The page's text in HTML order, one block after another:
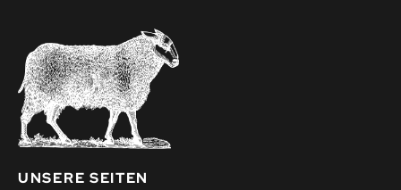
UNSERE SEITEN